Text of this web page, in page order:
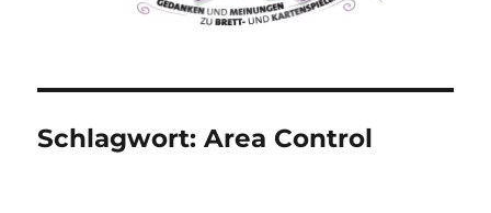
Schlagwort:Area Control